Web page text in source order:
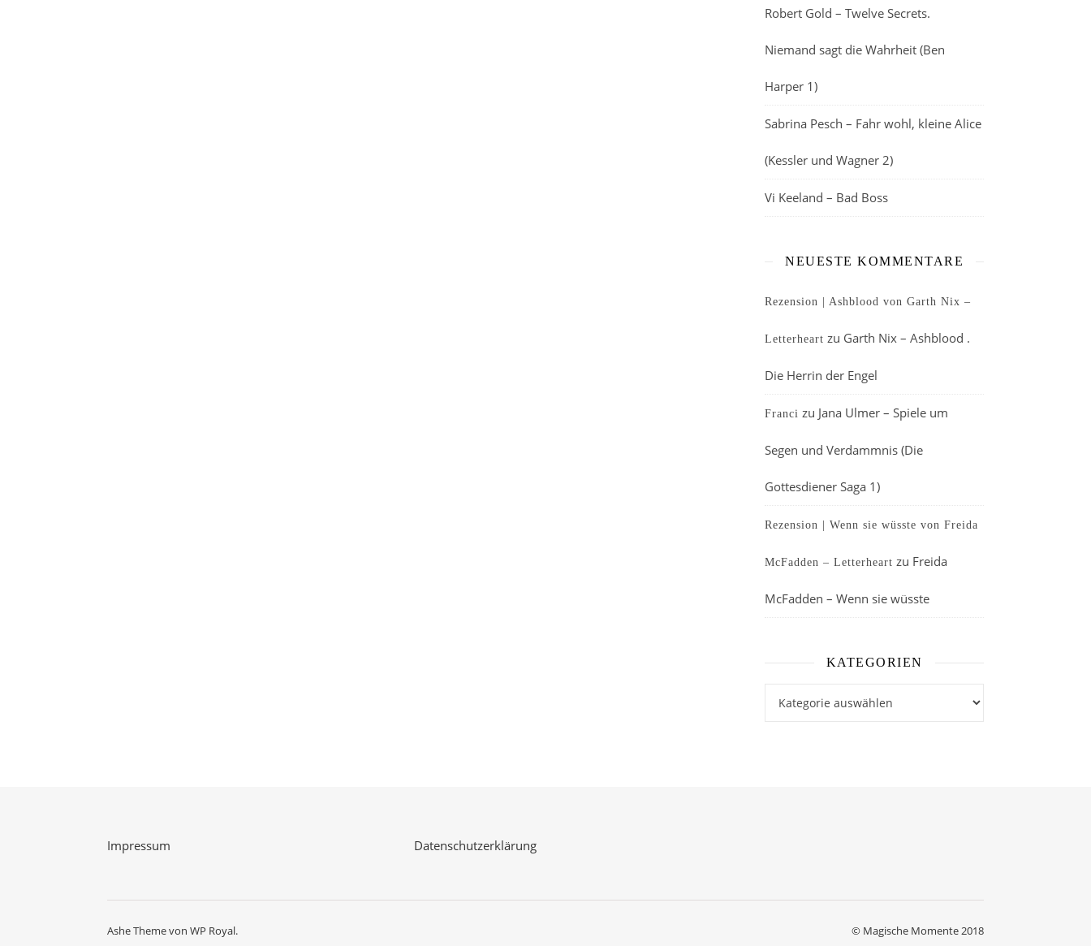
Robert Gold – Twelve Secrets.
Niemand sagt die Wahrheit (Ben
Harper 1)
Sabrina Pesch – Fahr wohl, kleine Alice
(Kessler und Wagner 2)
Vi Keeland – Bad Boss
NEUESTE KOMMENTARE
Rezension | Ashblood von Garth Nix –
Letterheart zu Garth Nix – Ashblood .
Die Herrin der Engel
Franci zu Jana Ulmer – Spiele um
Segen und Verdammnis (Die
Gottesdiener Saga 1)
Rezension | Wenn sie wüsste von Freida
McFadden – Letterheart zu Freida
McFadden – Wenn sie wüsste
KATEGORIEN
Impressum Datenschutzerklärung
© Magische Momente 2018
Ashe Theme von WP Royal.